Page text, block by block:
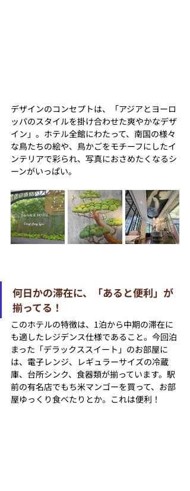
デザインのコンセプトは、「アジアとヨーロ
ッパのスタイルを掛け合わせた爽やかなデザ
イン」。ホテル全館にわたって、南国の様々
な鳥たちの絵や、鳥かごをモチーフにしたイ
ンテリアで彩られ、写真におさめたくなるシ
ーンがいっぱい。
何日かの滞在に、「あると便利」が
揃ってる！
このホテルの特徴は、1泊から中期の滞在に
も適したレジデンス仕様であること。今回泊
まった「デラックススイート」のお部屋に
は、電子レンジ、レギュラーサイズの冷蔵
庫、台所シンク、食器類が揃っています。駅
前の有名店でもち米マンゴーを買って、お部
屋ゆっくり食べたりとか。これは便利！